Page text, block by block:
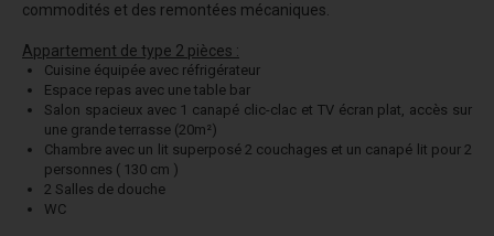
commodités et des remontées mécaniques.
Appartement de type 2 pièces :
Cuisine équipée avec réfrigérateur
Espace repas avec une table bar
Salon spacieux avec 1 canapé clic-clac et TV écran plat, accès sur
une grande terrasse (20m²)
Chambre avec un lit superposé 2 couchages et un canapé lit pour 2
personnes ( 130 cm )
2 Salles de douche
WC